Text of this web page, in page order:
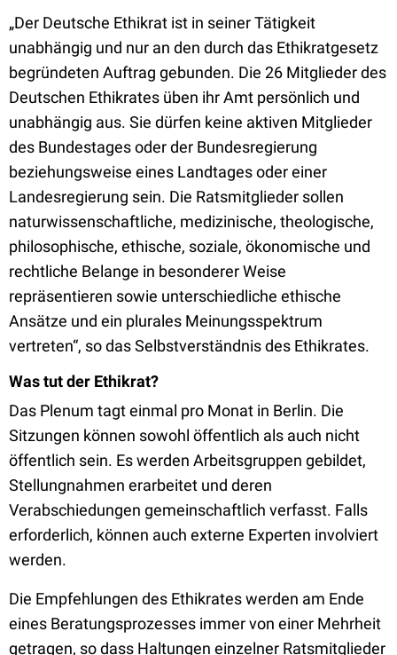
„Der Deutsche Ethikrat ist in seiner Tätigkeit
unabhängig und nur an den durch das Ethikratgesetz
begründeten Auftrag gebunden. Die 26 Mitglieder des
Deutschen Ethikrates üben ihr Amt persönlich und
unabhängig aus. Sie dürfen keine aktiven Mitglieder
des Bundestages oder der Bundesregierung
beziehungsweise eines Landtages oder einer
Landesregierung sein. Die Ratsmitglieder sollen
naturwissenschaftliche, medizinische, theologische,
philosophische, ethische, soziale, ökonomische und
rechtliche Belange in besonderer Weise
repräsentieren sowie unterschiedliche ethische
Ansätze und ein plurales Meinungsspektrum
vertreten“, so das Selbstverständnis des Ethikrates.
Was tut der Ethikrat?
Das Plenum tagt einmal pro Monat in Berlin. Die
Sitzungen können sowohl öffentlich als auch nicht
öffentlich sein. Es werden Arbeitsgruppen gebildet,
Stellungnahmen erarbeitet und deren
Verabschiedungen gemeinschaftlich verfasst. Falls
erforderlich, können auch externe Experten involviert
werden.
Die Empfehlungen des Ethikrates werden am Ende
eines Beratungsprozesses immer von einer Mehrheit
getragen, so dass Haltungen einzelner Ratsmitglieder